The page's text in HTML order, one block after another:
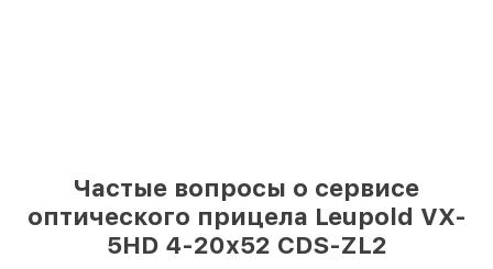
Частые вопросы о сервисе
оптического прицела Leupold VX-
5HD 4-20x52 CDS-ZL2